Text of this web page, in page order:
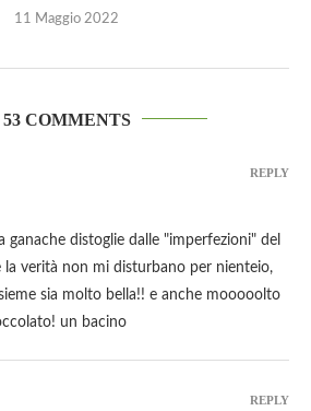
11 Maggio 2022
53 COMMENTS
ganache distoglie dalle "imperfezioni" del
la verità non mi disturbano per nienteio,
sia molto bella!! e anche mooooolto
un bacino
REPLY
REPLY